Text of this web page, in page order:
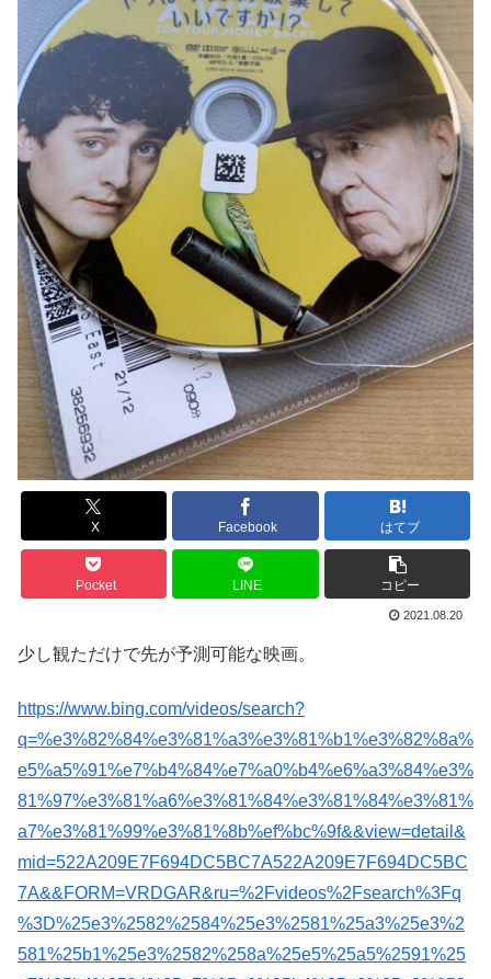
X Facebook はてブ
Pocket LINE コピー
2021.08.20
少し観ただけで先が予測可能な映画。
https://www.bing.com/videos/search?
q=%e3%82%84%e3%81%a3%e3%81%b1%e3%82%8a%
e5%a5%91%e7%b4%84%e7%a0%b4%e6%a3%84%e3%
81%97%e3%81%a6%e3%81%84%e3%81%84%e3%81%
a7%e3%81%99%e3%81%8b%ef%bc%9f&&view=detail&
mid=522A209E7F694DC5BC7A522A209E7F694DC5BC
7A&&FORM=VRDGAR&ru=%2Fvideos%2Fsearch%3Fq
%3D%25e3%2582%2584%25e3%2581%25a3%25e3%2
581%25b1%25e3%2582%258a%25e5%25a5%2591%25